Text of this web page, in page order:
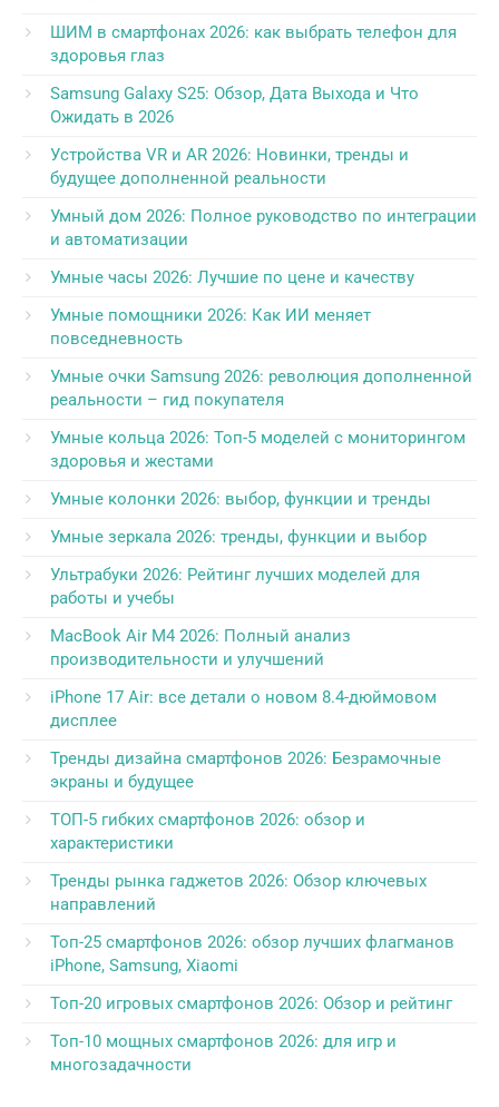
ШИМ в смартфонах 2026: как выбрать телефон для
здоровья глаз
Samsung Galaxy S25: Обзор, Дата Выхода и Что
Ожидать в 2026
Устройства VR и AR 2026: Новинки, тренды и
будущее дополненной реальности
Умный дом 2026: Полное руководство по интеграции
и автоматизации
Умные часы 2026: Лучшие по цене и качеству
Умные помощники 2026: Как ИИ меняет
повседневность
Умные очки Samsung 2026: революция дополненной
реальности – гид покупателя
Умные кольца 2026: Топ-5 моделей с мониторингом
здоровья и жестами
Умные колонки 2026: выбор, функции и тренды
Умные зеркала 2026: тренды, функции и выбор
Ультрабуки 2026: Рейтинг лучших моделей для
работы и учебы
MacBook Air M4 2026: Полный анализ
производительности и улучшений
iPhone 17 Air: все детали о новом 8.4-дюймовом
дисплее
Тренды дизайна смартфонов 2026: Безрамочные
экраны и будущее
ТОП-5 гибких смартфонов 2026: обзор и
характеристики
Тренды рынка гаджетов 2026: Обзор ключевых
направлений
Топ-25 смартфонов 2026: обзор лучших флагманов
iPhone, Samsung, Xiaomi
Топ-20 игровых смартфонов 2026: Обзор и рейтинг
Топ-10 мощных смартфонов 2026: для игр и
многозадачности